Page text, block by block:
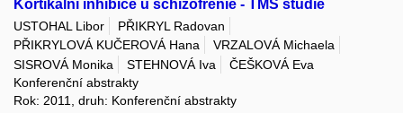
Kortikální inhibice u schizofrenie - TMS studie
USTOHAL Libor
PŘIKRYL Radovan
PŘIKRYLOVÁ KUČEROVÁ Hana
VRZALOVÁ Michaela
SISROVÁ Monika
STEHNOVÁ Iva
ČEŠKOVÁ Eva
Konferenční abstrakty
Rok: 2011, druh: Konferenční abstrakty